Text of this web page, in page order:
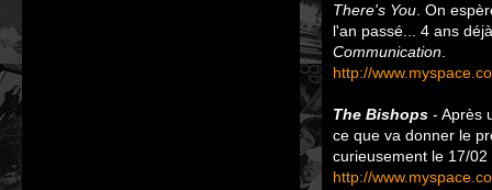
There's You . On
l'an passé... 4 ans
Communication
http://
The Bishops - Après
ce que va donner le
curieusement le 17/
http://